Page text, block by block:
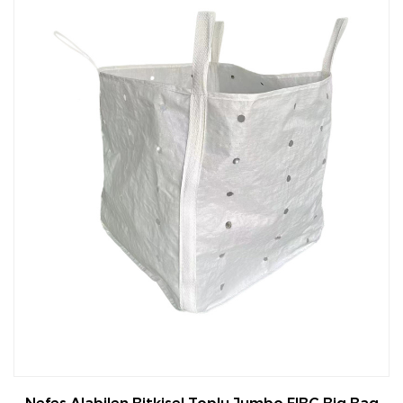
3. Çok Yönlü Tasarım Seçenekleri
Tonluk torbalar, farklı türdeki mallara ve taşıma
gereksinimlerine uyum sağlamak için çeşitli boyut,
şekil ve tasarımlara sahiptir. Genellikle farklı
kapatma seçenekleriyle (bağlama ipleri veya spor
üstleri gibi), kaldırma mekanizmalarıyla (ilmekler
veya kayışlar gibi) ve astarlarla (neme duyarlı ürünler
için) özelleştirilebilirler.
Bazı tonluk torbalar, içeriğin kolay ve kontrollü bir
şekilde boşaltılmasına olanak sağlamak için
boşaltma ağızları veya havalandırma delikleri ile
tasarlanmıştır; bu da onları kimya veya tarım gibi